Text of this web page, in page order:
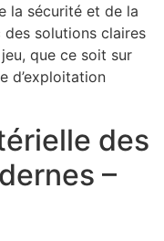
la sécurité et de la
solutions claires
que ce soit sur
d’exploitation
des
–